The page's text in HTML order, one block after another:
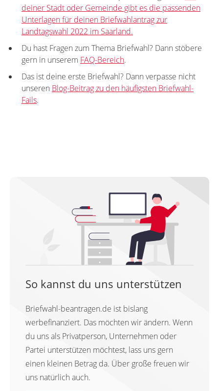
deiner Stadt oder Gemeinde gibt es die passenden
Unterlagen für deinen Briefwahlantrag zur
Landtagswahl 2022 im Saarland.
Du hast Fragen zum Thema Briefwahl? Dann stöbere
gern in unserem FAQ-Bereich.
Das ist deine erste Briefwahl? Dann verpasse nicht
unseren Blog-Beitrag zu den häufigsten Briefwahl-
Fails.
So kannst du uns unterstützen
Briefwahl-beantragen.de ist bislang
werbefinanziert. Das möchten wir ändern. Wenn
du uns als Privatperson, Unternehmen oder
Partei unterstützen möchtest, lass uns gern
einen kleinen Betrag da. Über große freuen wir
uns natürlich auch.